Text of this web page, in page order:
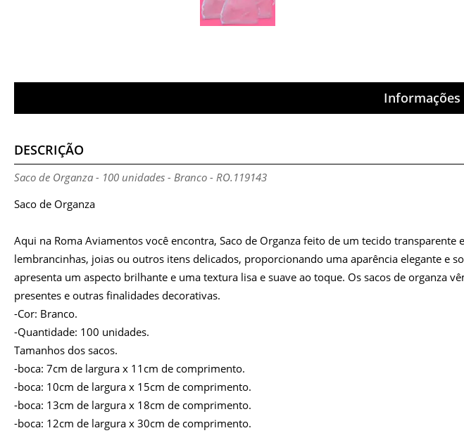
DESCRIÇÃO
Saco de Organza - 100 unidades - Branco - RO.119143
Saco de Organza
Aqui na Roma Aviamentos você encontra, Saco de Organza feito de um tecido
lembrancinhas, joias ou outros itens delicados, proporcionando uma aparência elegante e
apresenta um aspecto brilhante e uma textura lisa e suave ao toque. Os sacos de organza
presentes e outras finalidades decorativas.
-Cor: Branco.
-Quantidade: 100 unidades.
Tamanhos dos sacos.
-boca: 7cm de largura x 11cm de comprimento.
-boca: 10cm de largura x 15cm de comprimento.
-boca: 13cm de largura x 18cm de comprimento.
-boca: 12cm de largura x 30cm de comprimento.